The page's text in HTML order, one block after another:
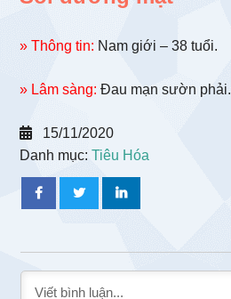
» Thông tin: Nam giới – 38 tuổi.
» Lâm sàng: Đau mạn sườn phải.
15/11/2020
Danh mục:Tiêu Hóa